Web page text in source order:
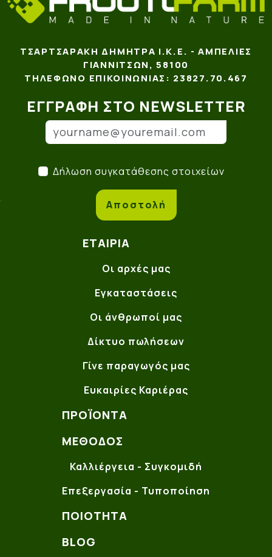
ΤΣΑΡΤΣΑΡΆΚΗ ΔΉΜΗΤΡΑ Ι.Κ.Ε. - ΑΜΠΕΛΙΈΣ
ΓΙΑΝΝΙΤΣΏΝ, 58100
ΤΗΛΈΦΩΝΟ ΕΠΙΚΟΙΝΩΝΊΑΣ: 23827.70.467
ΕΓΓΡΑΦΉ ΣΤΟ NEWSLETTER
(*)
Δήλωση συγκατάθεσης
Δήλωση συγκατάθεσης στοιχείων
Αποστολή
ΕΤΑΙΡΊΑ
Οι αρχές μας
Εγκαταστάσεις
Οι άνθρωποί μας
Δίκτυο πωλήσεων
Γίνε παραγωγός μας
Ευκαιρίες Καριέρας
ΠΡΟΪΌΝΤΑ
ΜΈΘΟΔΟΣ
Καλλιέργεια - Συγκομιδή
Επεξεργασία - Τυποποίηση
ΠΟΙΌΤΗΤΑ
BLOG